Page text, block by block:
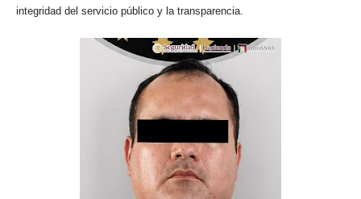
integridad del servicio público y la transparencia.